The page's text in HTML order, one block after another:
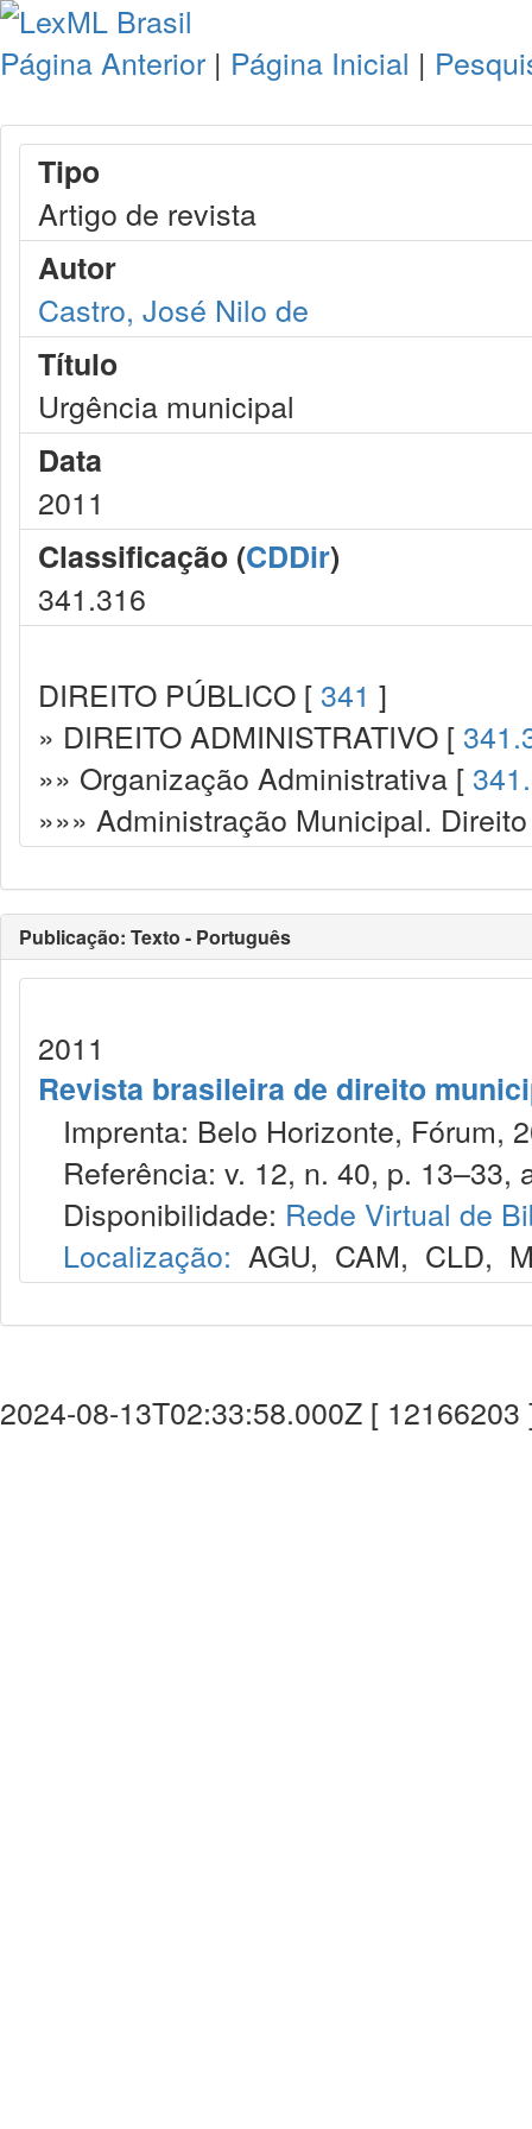
Página Anterior | Página Inicial |
Tipo
Artigo de revista
Autor
Castro, José Nilo de
Título
Urgência municipal
Data
2011
Classificação (CDDir)
341.316
DIREITO PÚBLICO [ 341 ]
» DIREITO ADMINISTRATIVO [
»» Organização Administrativa [
»»» Administração Municipal.
Publicação: Texto - Português
2011
Revista brasileira de direito
Imprenta: Belo Horizonte, Fórum,
Referência: v. 12, n. 40, p. 13–33,
Disponibilidade: Rede Virtual de
Localização: AGU, CAM, CLD,
2024-08-13T02:33:58.000Z [ 12166203